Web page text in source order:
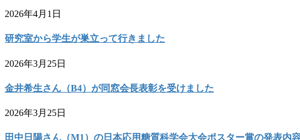
2026年4月1日
研究室から学生が巣立って行きました
2026年3月25日
金井希生さん（B4）が同窓会長表彰を受けました
2026年3月25日
田中日陽さん（M1）の日本応用糖質科学会大会ポスター賞の発表内